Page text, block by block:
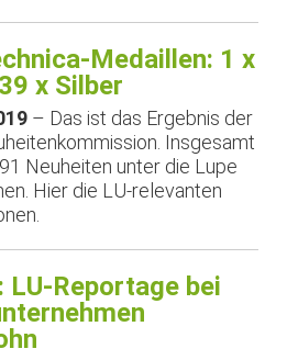
Medaillen: 1 x
x Silber
– Das ist das Ergebnis der
Insgesamt
Neuheiten unter die Lupe
Hier die LU-relevanten
LU-Reportage bei